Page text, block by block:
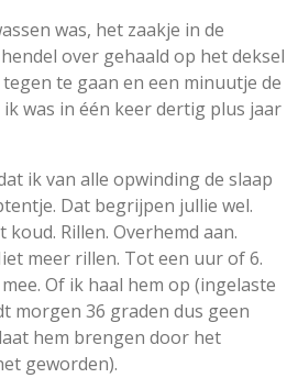
was, het zaakje in de
over gehaald op het deksel
te gaan en een minuutje de
was in één keer dertig plus jaar
ik van alle opwinding de slaap
Dat begrijpen jullie wel.
Rillen. Overhemd aan.
meer rillen. Tot een uur of 6.
Of ik haal hem op (ingelaste
morgen 36 graden dus geen
hem brengen door het
geworden).